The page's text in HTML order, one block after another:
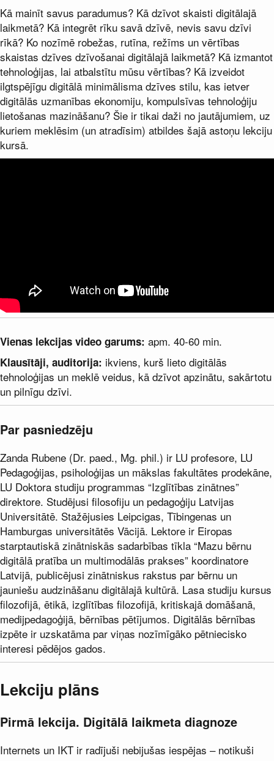
Kā mainīt savus paradumus? Kā dzīvot skaisti digitālajā
laikmetā? Kā integrēt rīku savā dzīvē, nevis savu dzīvi
rīkā? Ko nozīmē robežas, rutīna, režīms un vērtības
skaistas dzīves dzīvošanai digitālajā laikmetā? Kā izmantot
tehnoloģijas, lai atbalstītu mūsu vērtības? Kā izveidot
ilgtspējīgu digitālā minimālisma dzīves stilu, kas ietver
digitālās uzmanības ekonomiju, kompulsīvas tehnoloģiju
lietošanas mazināšanu? Šie ir tikai daži no jautājumiem, uz
kuriem meklēsim (un atradīsim) atbildes šajā astoņu lekciju
kursā.
Vienas lekcijas video garums: apm. 40-60 min.
Klausītāji, auditorija: ikviens, kurš lieto digitālās
tehnoloģijas un meklē veidus, kā dzīvot apzinātu, sakārtotu
un pilnīgu dzīvi.
Par pasniedzēju
Zanda Rubene (Dr. paed., Mg. phil.) ir LU profesore, LU
Pedagoģijas, psiholoģijas un mākslas fakultātes prodekāne,
LU Doktora studiju programmas “Izglītības zinātnes”
direktore. Studējusi filosofiju un pedagoģiju Latvijas
Universitātē. Stažējusies Leipcigas, Tībingenas un
Hamburgas universitātēs Vācijā. Lektore ir Eiropas
starptautiskā zinātniskās sadarbības tīkla “Mazu bērnu
digitālā pratība un multimodālās prakses” koordinatore
Latvijā, publicējusi zinātniskus rakstus par bērnu un
jauniešu audzināšanu digitālajā kultūrā. Lasa studiju kursus
filozofijā, ētikā, izglītības filozofijā, kritiskajā domāšanā,
medijpedagoģijā, bērnības pētījumos. Digitālās bērnības
izpēte ir uzskatāma par viņas nozīmīgāko pētniecisko
interesi pēdējos gados.
Lekciju plāns
Pirmā lekcija. Digitālā laikmeta diagnoze
Internets un IKT ir radījuši nebijušas iespējas – notikuši